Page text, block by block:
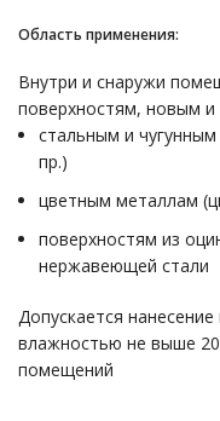
Область применения:
Внутри и снаружи
поверхностям, новым
стальным и
пр.)
цветным металлам
поверхностям из
нержавеющей стали
Допускается
влажностью не выше
помещений